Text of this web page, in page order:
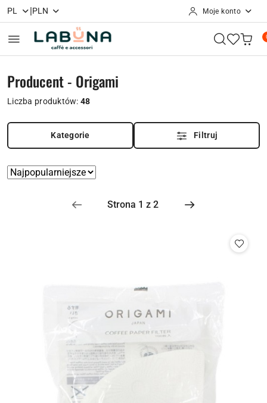
Przejdź do treści głównej
Przejdź do wyszukiwarki
Przejdź do moje konto
Przejdź do menu głównego
Przejdź do stopki
PL |PLN Moje konto
Producent - Origami
Liczba produktów:48
Kategorie Filtruj
Zastosowano
Najpopularniejsze.
Sortuj